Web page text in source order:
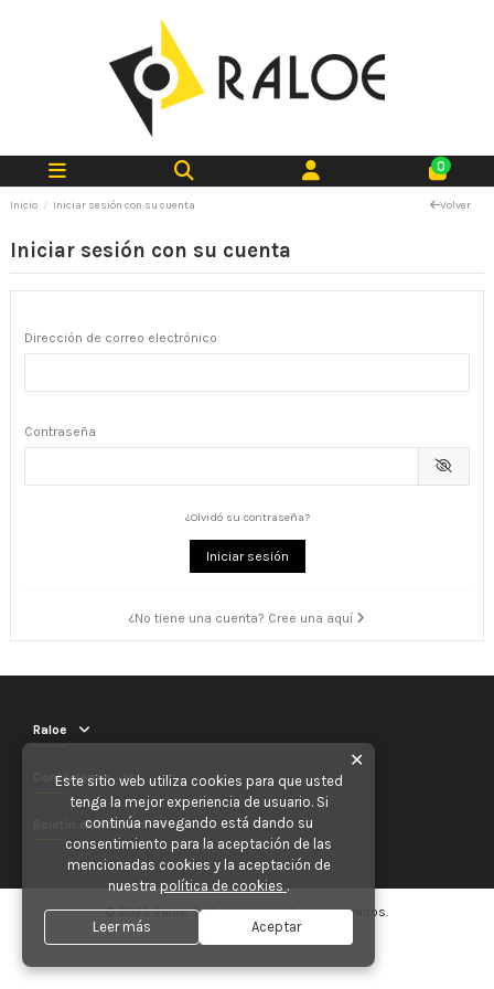
0
Inicio Iniciar sesión con su cuenta Volver
Iniciar sesión con su cuenta
Dirección de correo electrónico
Contraseña
¿Olvidó su contraseña?
Iniciar sesión
¿No tiene una cuenta? Cree una aquí
Raloe
Contáctenos
Boletín de noticias
© 2025 Raloe. Todos los derechos reservados.
✕
Este sitio web utiliza cookies para que usted
tenga la mejor experiencia de usuario. Si
continúa navegando está dando su
consentimiento para la aceptación de las
mencionadas cookies y la aceptación de
nuestra política de cookies .
Leer más Aceptar